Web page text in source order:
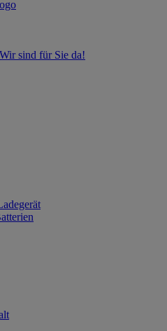
Wir sind für Sie da!